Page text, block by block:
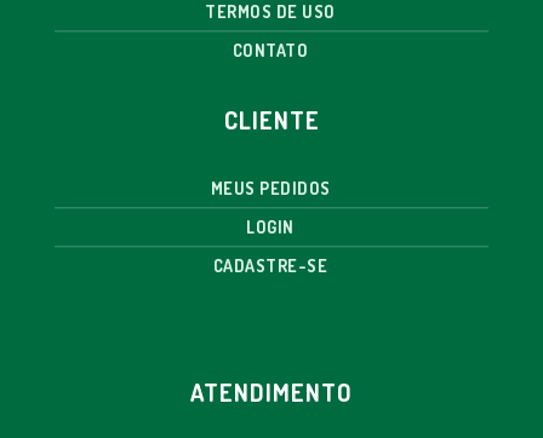
TERMOS DE USO
CONTATO
CLIENTE
MEUS PEDIDOS
LOGIN
CADASTRE-SE
ATENDIMENTO